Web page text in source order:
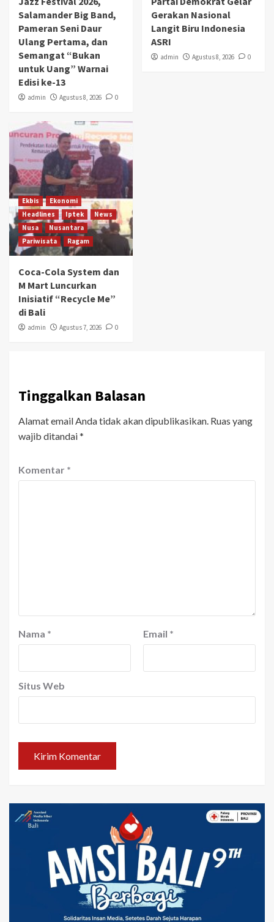
Salamander Big Band,
Pameran Seni Daur
Ulang Pertama, dan
Semangat “Bukan
untuk Uang” Warnai
Edisi ke-13
admin Agustus 8, 2026 0
Gerakan Nasional
Langit Biru Indonesia
ASRI
admin Agustus 8, 2026 0
Ekbis
Ekonomi
Headlines
Iptek
News
Nusa
Nusantara
Pariwisata
Ragam
Coca-Cola System dan
M Mart Luncurkan
Inisiatif “Recycle Me”
di Bali
admin Agustus 7, 2026 0
Tinggalkan Balasan
Alamat email Anda tidak akan dipublikasikan. Ruas yang
wajib ditandai*
Komentar *
Nama * Email *
Situs Web